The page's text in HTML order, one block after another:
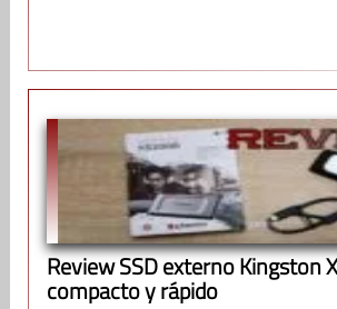
Review SSD externo Kingston
compacto y rápido